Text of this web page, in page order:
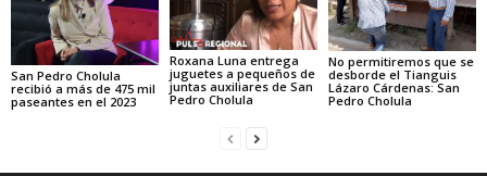
San Pedro Cholula
recibió a más de 475 mil
paseantes en el 2023
Roxana Luna entrega
juguetes a pequeños de
juntas auxiliares de San
Pedro Cholula
No permitiremos que se
desborde el Tianguis
Lázaro Cárdenas: San
Pedro Cholula